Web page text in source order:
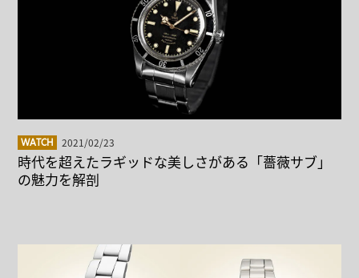
WATCH 2021/02/23
時代を超えたラギッドな美しさがある「薔薇サブ」
の魅力を解剖